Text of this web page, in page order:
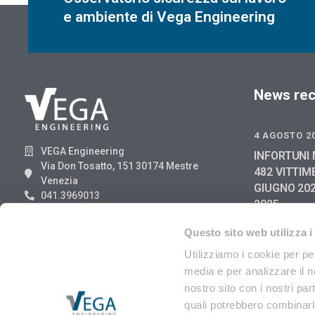
Questo sito web utilizza i
Utilizziamo i cookie per
media e per analizzare il
nostro sito con i nostri
quali potrebbero
e ambiente di Vega Engineering
VEGA Engineering
Via Don Tosatto, 151 30174 Mestre
Venezia
041.3969013
News
4 AGOSTO
INFORTUNI
482
GIUGNO
2025
29 LUGLIO
RIFIUTI DI
ANGA 8/
EER